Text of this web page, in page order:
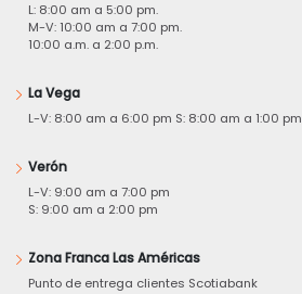
L: 8:00 am a 5:00 pm.
M-V: 10:00 am a 7:00 pm.
10:00 a.m. a 2:00 p.m.
La Vega
L-V: 8:00 am a 6:00 pm S: 8:00 am a 1:00 pm
Verón
L-V: 9:00 am a 7:00 pm
S: 9:00 am a 2:00 pm
Zona Franca Las Américas
Punto de entrega clientes Scotiabank